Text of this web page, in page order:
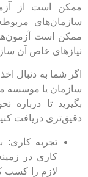
ممکن است از
سازمان‌های
ممکن است
نیازهای خاص آن
اگر شما به دنبال
سازمان یا موسسه
بگیرید تا درباره
دقیق‌تری دریافت
تجربه کاری:
کاری در
لازم را کسب